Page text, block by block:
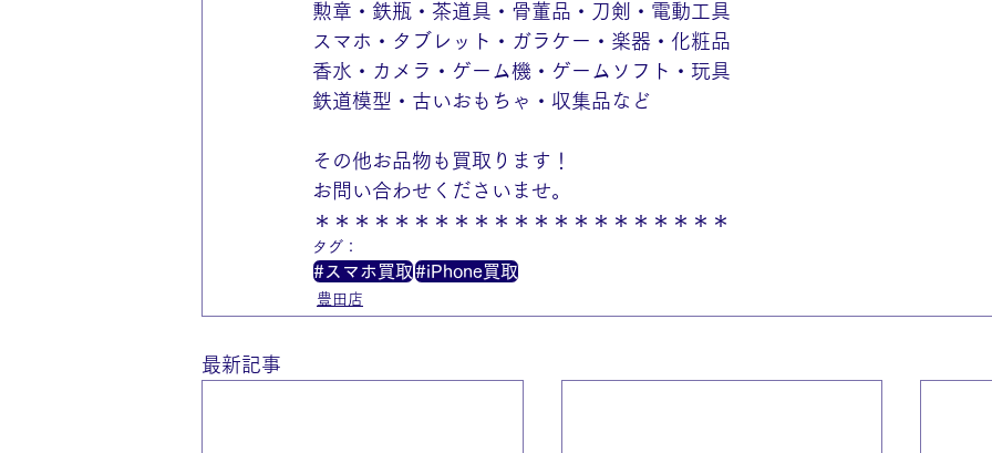
勲章・鉄瓶・茶道具・骨董品・刀剣・電動工具
スマホ・タブレット・ガラケー・楽器・化粧品
香水・カメラ・ゲーム機・ゲームソフト・玩具
鉄道模型・古いおもちゃ・収集品など
その他お品物も買取ります！
お問い合わせくださいませ。
＊＊＊＊＊＊＊＊＊＊＊＊＊＊＊＊＊＊＊＊＊
タグ：
#スマホ買取#iPhone買取
豊田店
最新記事